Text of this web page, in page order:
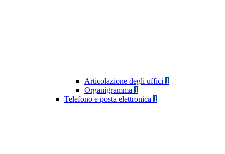
Articolazione degli uffici 1
Organigramma 1
Telefono e posta elettronica 1